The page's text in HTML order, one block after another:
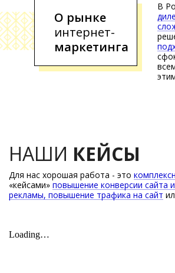
О рынке
интернет-
маркетинга
В
НАШИ КЕЙСЫ
Для нас хорошая работа - это
«кейсами» повышение конверсии сайта
рекламы, повышение трафика на сайт